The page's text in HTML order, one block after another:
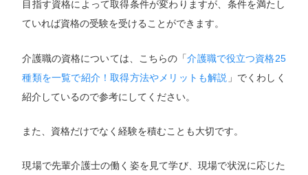
目指す資格によって取得条件が変わりますが、条件を満たし
ていれば資格の受験を受けることができます。
介護職の資格については、こちらの「介護職で役立つ資格25
種類を一覧で紹介！取得方法やメリットも解説 」でくわしく
紹介しているので参考にしてください。
また、資格だけでなく経験を積むことも大切です。
現場で先輩介護士の働く姿を見て学び、現場で状況に応じた